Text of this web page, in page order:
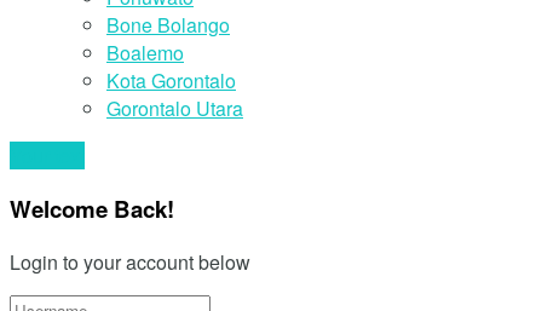
Bone Bolango
Boalemo
Kota Gorontalo
Gorontalo Utara
Welcome Back!
Login to your account below